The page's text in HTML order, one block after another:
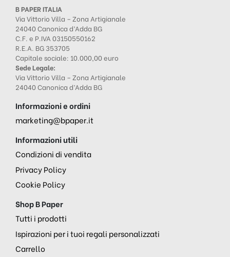
B PAPER ITALIA
Via Vittorio Villa – Zona Artigianale
24040 Canonica d’Adda BG
C.F. e P.IVA 03150550162
R.E.A. BG 353705
Capitale sociale: 10.000,00 euro
Sede Legale:
Via Vittorio Villa – Zona Artigianale
24040 Canonica d’Adda BG
Informazioni e ordini
marketing@bpaper.it
Informazioni utili
Condizioni di vendita
Privacy Policy
Cookie Policy
Shop B Paper
Tutti i prodotti
Ispirazioni per i tuoi regali personalizzati
Carrello